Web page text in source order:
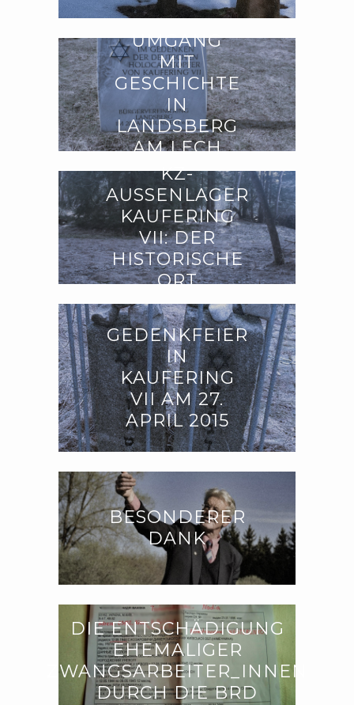
UMGANG
MIT
GESCHICHTE
IN
LANDSBERG
AM LECH
KZ-
AUSSENLAGER K
AUFERING V
II: DER H
ISTORISCHE O
RT
GEDENKFEIER
IN
KAUFERING
VII AM 27.
APRIL 2015
BESONDERER
DANK
DIE ENTSCHÄDIGUNG
EHEMALIGER
ZWANGSARBEITER_INNEN
DURCH DIE BRD